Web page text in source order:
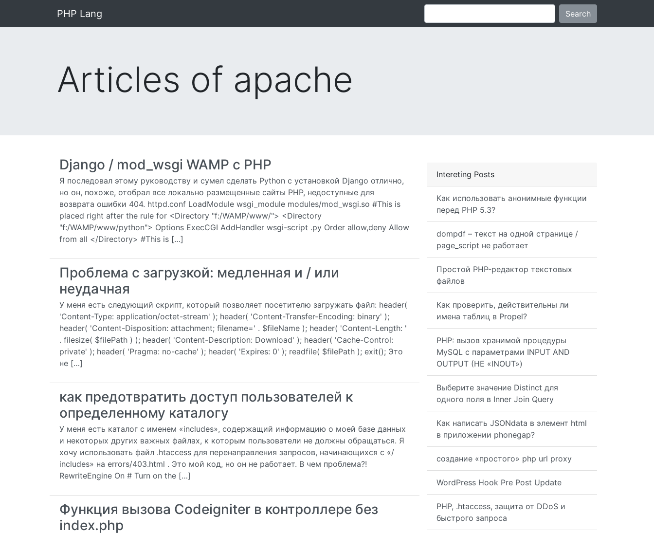
PHP Lang Search
Articles of apache
Django / mod_wsgi WAMP с PHP
Я последовал этому руководству и сумел сделать Python с установкой Django отлично,
но он, похоже, отобрал все локально размещенные сайты PHP, недоступные для
возврата ошибки 404. httpd.conf LoadModule wsgi_module modules/mod_wsgi.so #This is
placed right after the rule for <Directory "f:/WAMP/www/"> <Directory
"f:/WAMP/www/python"> Options ExecCGI AddHandler wsgi-script .py Order allow,deny Allow
from all </Directory> #This is […]
Проблема с загрузкой: медленная и / или
неудачная
У меня есть следующий скрипт, который позволяет посетителю загружать файл: header(
'Content-Type: application/octet-stream' ); header( 'Content-Transfer-Encoding: binary' );
header( 'Content-Disposition: attachment; filename=' . $fileName ); header( 'Content-Length: '
. filesize( $filePath ) ); header( 'Content-Description: Download' ); header( 'Cache-Control:
private' ); header( 'Pragma: no-cache' ); header( 'Expires: 0' ); readfile( $filePath ); exit(); Это
не […]
как предотвратить доступ пользователей к
определенному каталогу
У меня есть каталог с именем «includes», содержащий информацию о моей базе данных
и некоторых других важных файлах, к которым пользователи не должны обращаться. Я
хочу использовать файл .htaccess для перенаправления запросов, начинающихся с «/
includes» на errors/403.html . Это мой код, но он не работает. В чем проблема?!
RewriteEngine On # Turn on the […]
Функция вызова Codeigniter в контроллере без
index.php
Intereting Posts
Как использовать анонимные функции
перед PHP 5.3?
dompdf – текст на одной странице /
page_script не работает
Простой PHP-редактор текстовых
файлов
Как проверить, действительны ли
имена таблиц в Propel?
PHP: вызов хранимой процедуры
MySQL с параметрами INPUT AND
OUTPUT (НЕ «INOUT»)
Выберите значение Distinct для
одного поля в Inner Join Query
Как написать JSONdata в элемент html
в приложении phonegap?
создание «простого» php url proxy
WordPress Hook Pre Post Update
PHP, .htaccess, защита от DDoS и
быстрого запроса